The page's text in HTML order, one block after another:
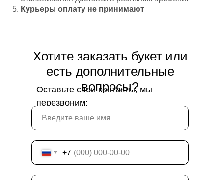
Курьеры оплату не принимают
Хотите заказать букет или
есть дополнительные
вопросы?
Оставьте свои контакты, мы
перезвоним:
+7